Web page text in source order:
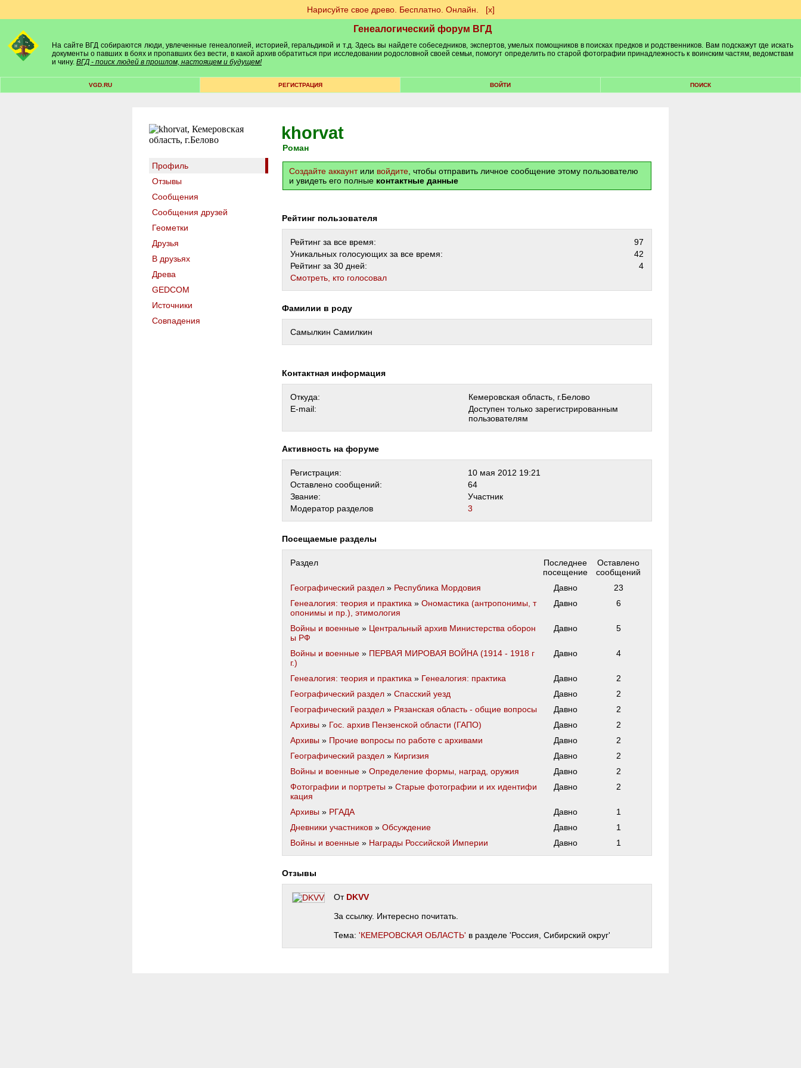
Нарисуйте свое древо. Бесплатно. Онлайн. [х]
Генеалогический форум ВГД
На сайте ВГД собираются люди, увлеченные генеалогией, историей, геральдикой и т.д. Здесь вы найдете собеседников, экспертов, умелых помощников в поисках предков и родственников. Вам подскажут где искать
документы о павших в боях и пропавших без вести, в какой архив обратиться при исследовании родословной своей семьи, помогут определить по старой фотографии принадлежность к воинским частям, ведомствам
и чину. ВГД - поиск людей в прошлом, настоящем и будущем!
VGD.RU РЕГИСТРАЦИЯ ВОЙТИ ПОИСК
Профиль
Отзывы
Сообщения
Сообщения друзей
Геометки
Друзья
В друзьях
Древа
GEDCOM
Источники
Совпадения
khorvat
Роман
Создайте аккаунтили войдите , чтобы отправить личное сообщение этому пользователю
и увидеть его полные контактные данные
Рейтинг пользователя
Рейтинг за все время:
97
Уникальных голосующих за все время:
42
Рейтинг за 30 дней:
4
Cмотреть, кто голосовал
Фамилии в роду
Самылкин Самилкин
Контактная информация
Откуда:
Кемеровская область, г.Белово
E-mail:
Доступен только зарегистрированным
пользователям
Активность на форуме
Регистрация:
10 мая 2012 19:21
Оставлено сообщений:
64
Звание:
Участник
Модератор разделов
3
Посещаемые разделы
Раздел
Последнее
посещение
Оставлено
сообщений
Географический раздел » Республика Мордовия Давно
23
Генеалогия: теория и практика » Ономастика (антропонимы, т
опонимы и пр.), этимология
Давно 6
Войны и военные » Центральный архив Министерства оборон
ы РФ
Давно 5
Войны и военные » ПЕРВАЯ МИРОВАЯ ВОЙНА (1914 - 1918 г
г.)
Давно 4
Генеалогия: теория и практика » Генеалогия: практика Давно
2
Географический раздел » Спасский уезд Давно
2
Географический раздел » Рязанская область - общие вопросы Давно
2
Архивы » Гос. архив Пензенской области (ГАПО) Давно
2
Архивы » Прочие вопросы по работе с архивами Давно
2
Географический раздел » Киргизия Давно
2
Войны и военные » Определение формы, наград, оружия Давно
2
Фотографии и портреты » Старые фотографии и их идентифи
кация
Давно 2
Архивы » РГАДА Давно
1
Дневники участников » Обсуждение Давно
1
Войны и военные » Награды Российской Империи Давно 1
Отзывы
От DKVV
За ссылку. Интересно почитать.
Тема: 'КЕМЕРОВСКАЯ ОБЛАСТЬ' в разделе 'Россия, Сибирский округ'